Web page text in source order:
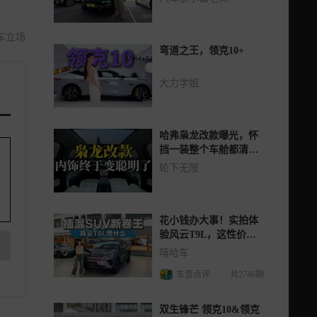
立场
弯道之王，领克10+
大力学姐
哈弗枭龙改款曝光，怀
挡一装整个车舱都清爽
了
轮下无限
花小钱办大事！实拍体
验风云T9L，这性价比
有点狠
嘻哈车
车壹点评 共2746期
双生锋芒 领克10&领克